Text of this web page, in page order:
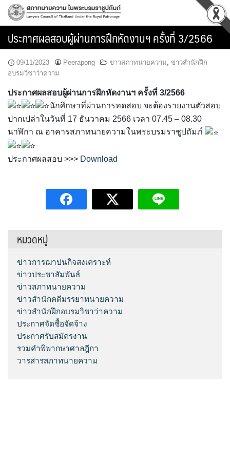
Skip
ประกาศผลสอบผู้ผ่านการฝึกหัดงานฯ ครั้งที่ 3/2566
09/11/2023 Peerapong ข่าวสภาทนายความ, ข่าวสำนักฝึก
อบรมวิชาว่าความ
ประกาศผลสอบผู้ผ่านการฝึกหัดงานฯ ครั้งที่ 3/2566
นักศึกษาที่ผ่านการทดสอบ จะต้องรายงานตัวสอบ
ปากเปล่าในวันที่ 17 ธันวาคม 2566 เวลา 07.45 – 08.30
นาฬิกา ณ อาคารสภาทนายความในพระบรมราชูปถัมภ์
ประกาศผลสอบ >>> Download
หมวดหมู่
ข่าวการฌาปนกิจสงเคราะห์
ข่าวประชาสัมพันธ์
ข่าวสภาทนายความ
ข่าวสำนักคดีมรรยาทนายความ
ข่าวสำนักฝึกอบรมวิชาว่าความ
ประกาศจัดซื้อจัดจ้าง
ประกาศรับสมัครงาน
รวมคำพิพากษาศาลฎีกา
วารสารสภาทนายความ